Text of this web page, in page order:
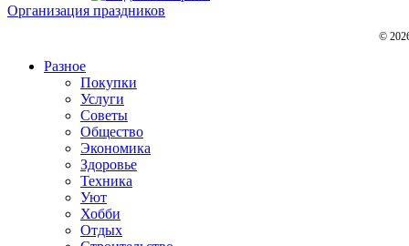
Организация праздников
©
Разное
Покупки
Услуги
Советы
Общество
Экономика
Здоровье
Техника
Уют
Хобби
Отдых